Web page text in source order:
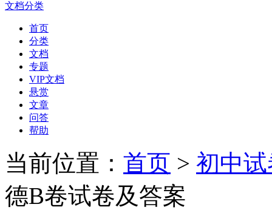
文档分类
首页
分类
文档
专题
VIP文档
悬赏
文章
问答
帮助
当前位置： 首页 > 初中
德B卷试卷及答案